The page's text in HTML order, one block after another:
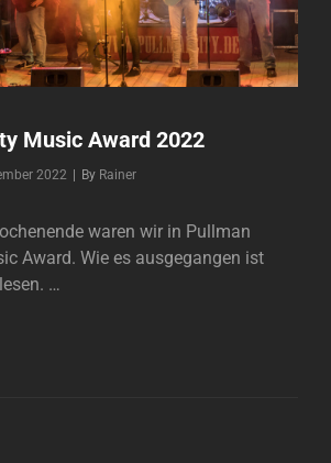
Music Award 2022
2022 By Byline
Rainer
waren wir in Pullman
Award. Wie es ausgegangen ist
…